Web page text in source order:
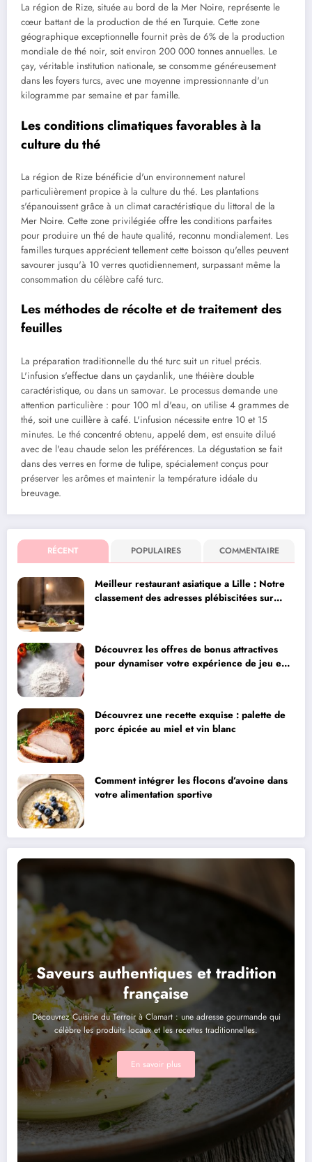
La région de Rize, située au bord de la Mer Noire, représente le
cœur battant de la production de thé en Turquie. Cette zone
géographique exceptionnelle fournit près de 6% de la production
mondiale de thé noir, soit environ 200 000 tonnes annuelles. Le
çay, véritable institution nationale, se consomme généreusement
dans les foyers turcs, avec une moyenne impressionnante d'un
kilogramme par semaine et par famille.
Les conditions climatiques favorables à la
culture du thé
La région de Rize bénéficie d'un environnement naturel
particulièrement propice à la culture du thé. Les plantations
s'épanouissent grâce à un climat caractéristique du littoral de la
Mer Noire. Cette zone privilégiée offre les conditions parfaites
pour produire un thé de haute qualité, reconnu mondialement. Les
familles turques apprécient tellement cette boisson qu'elles peuvent
savourer jusqu'à 10 verres quotidiennement, surpassant même la
consommation du célèbre café turc.
Les méthodes de récolte et de traitement des
feuilles
La préparation traditionnelle du thé turc suit un rituel précis.
L'infusion s'effectue dans un çaydanlik, une théière double
caractéristique, ou dans un samovar. Le processus demande une
attention particulière : pour 100 ml d'eau, on utilise 4 grammes de
thé, soit une cuillère à café. L'infusion nécessite entre 10 et 15
minutes. Le thé concentré obtenu, appelé dem, est ensuite dilué
avec de l'eau chaude selon les préférences. La dégustation se fait
dans des verres en forme de tulipe, spécialement conçus pour
préserver les arômes et maintenir la température idéale du
breuvage.
RÉCENT POPULAIRES COMMENTAIRE
Meilleur restaurant asiatique a Lille : Notre
classement des adresses plébiscitées sur
Découvrez les offres de bonus attractives
pour dynamiser votre expérience de jeu en
Découvrez une recette exquise : palette de
porc épicée au miel et vin blanc
Comment intégrer les flocons d’avoine dans
votre alimentation sportive
Saveurs authentiques et tradition
française
Découvrez Cuisine du Terroir à Clamart : une adresse gourmande qui
célèbre les produits locaux et les recettes traditionnelles.
En savoir plus